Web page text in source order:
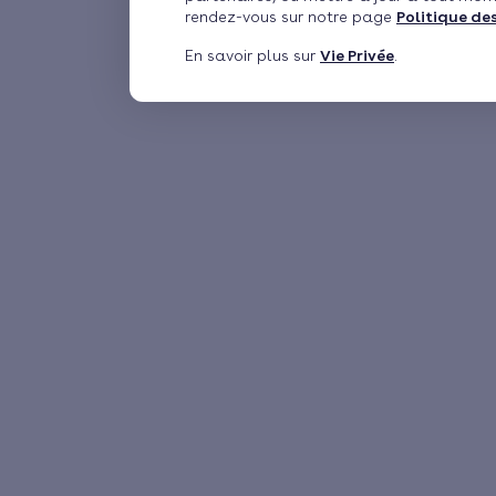
rendez-vous sur notre page Politique
En savoir plus sur Vie Privée